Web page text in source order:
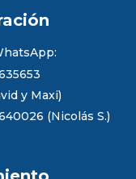
y Maxi)
(Nicolás S.)